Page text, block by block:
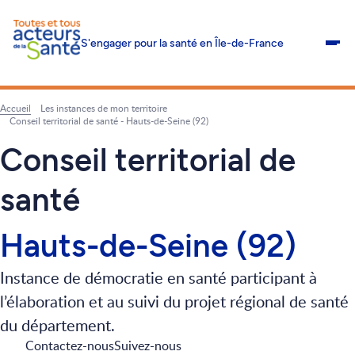
S'engager pour la santé en Île-de-France
Fil
d'Ariane
Accueil
Les instances de mon territoire
Conseil territorial de santé - Hauts-de-Seine (92)
Conseil territorial de
santé
Hauts-de-Seine (92)
Instance de démocratie en santé participant à
l’élaboration et au suivi du projet régional de santé
du département.
Contactez-nousSuivez-nous